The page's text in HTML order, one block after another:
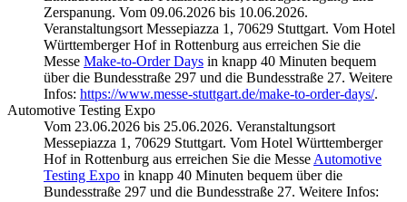
Zerspanung. Vom 09.06.2026 bis 10.06.2026.
Veranstaltungsort Messepiazza 1, 70629 Stuttgart. Vom Hotel
Württemberger Hof in Rottenburg aus erreichen Sie die
Messe Make-to-Order Days in knapp 40 Minuten bequem
über die Bundesstraße 297 und die Bundesstraße 27. Weitere
Infos: https://www.messe-stuttgart.de/make-to-order-days/.
Automotive Testing Expo
Vom 23.06.2026 bis 25.06.2026. Veranstaltungsort
Messepiazza 1, 70629 Stuttgart. Vom Hotel Württemberger
Hof in Rottenburg aus erreichen Sie die Messe Automotive
Testing Expo in knapp 40 Minuten bequem über die
Bundesstraße 297 und die Bundesstraße 27. Weitere Infos: